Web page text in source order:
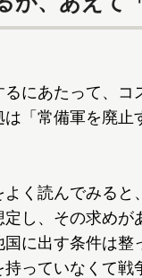
にあたって、コ
「常備軍を廃
く読んでみると
し、その求め
に出す条件は
持っていなくて